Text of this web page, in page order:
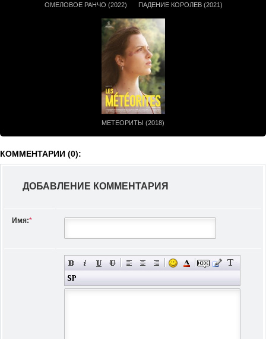
ОМЕЛОВОЕ РАНЧО (2022) ПАДЕНИЕ КОРОЛЕВ (2021)
МЕТЕОРИТЫ (2018)
КОММЕНТАРИИ (0):
ДОБАВЛЕНИЕ КОММЕНТАРИЯ
Имя:*